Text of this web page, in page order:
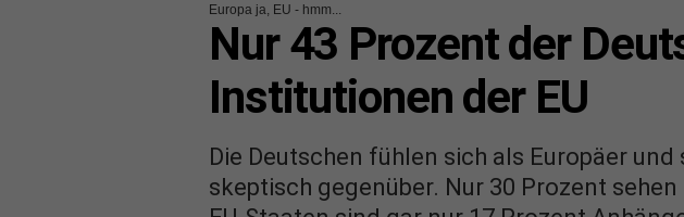
Europa ja, EU - hmm...
Nur 43 Prozent der
Institutionen der EU
Die Deutschen fühlen sich als Europäer
skeptisch gegenüber. Nur 30 Prozent